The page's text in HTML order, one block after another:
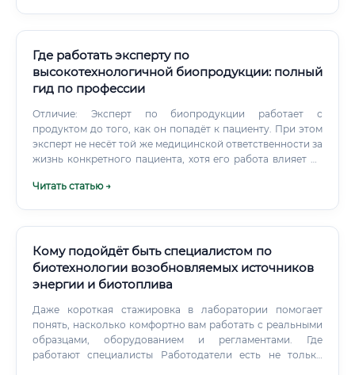
Где работать эксперту по
высокотехнологичной биопродукции: полный
гид по профессии
Отличие: Эксперт по биопродукции работает с
продуктом до того, как он попадёт к пациенту. При этом
эксперт не несёт той же медицинской ответственности за
жизнь конкретного пациента, хотя его работа влияет на
регуляторным вопросам (Regulatory Affairs Manager) Этот
Читать статью →
Кому подойдёт быть специалистом по
биотехнологии возобновляемых источников
энергии и биотоплива
Даже короткая стажировка в лаборатории помогает
понять, насколько комфортно вам работать с реальными
образцами, оборудованием и регламентами. Где
работают специалисты Работодатели есть не только